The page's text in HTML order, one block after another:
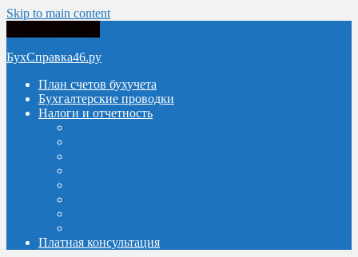
Skip to main content
БухСправка46.ру
План счетов бухучета
Бухгалтерские проводки
Налоги и отчетность
Платная консультация